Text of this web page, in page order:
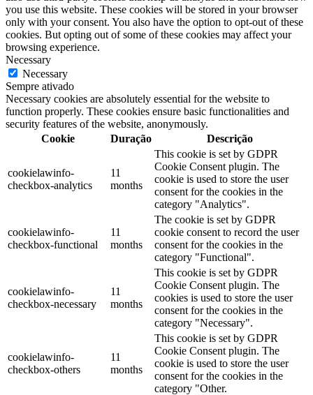
you use this website. These cookies will be stored in your browser
only with your consent. You also have the option to opt-out of these
cookies. But opting out of some of these cookies may affect your
browsing experience.
Necessary
Necessary
Sempre ativado
Necessary cookies are absolutely essential for the website to
function properly. These cookies ensure basic functionalities and
security features of the website, anonymously.
Cookie
Duração Descrição
cookielawinfo-
checkbox-analytics
11
months
This cookie is set by GDPR
Cookie Consent plugin. The
cookie is used to store the user
consent for the cookies in the
category "Analytics".
cookielawinfo-
checkbox-functional
11
months
The cookie is set by GDPR
cookie consent to record the user
consent for the cookies in the
category "Functional".
cookielawinfo-
checkbox-necessary
11
months
This cookie is set by GDPR
Cookie Consent plugin. The
cookies is used to store the user
consent for the cookies in the
category "Necessary".
cookielawinfo-
checkbox-others
11
months
This cookie is set by GDPR
Cookie Consent plugin. The
cookie is used to store the user
consent for the cookies in the
category "Other.